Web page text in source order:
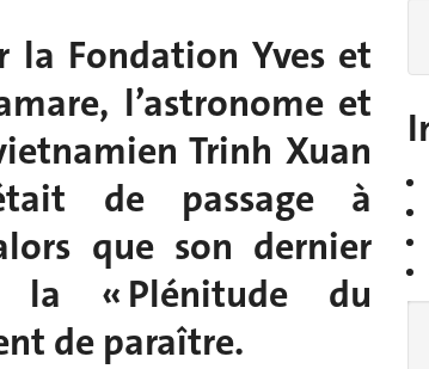
la Fondation Yves et
l’astronome et
Trinh Xuan
de passage à
que son dernier
la « Plénitude du
de paraître.